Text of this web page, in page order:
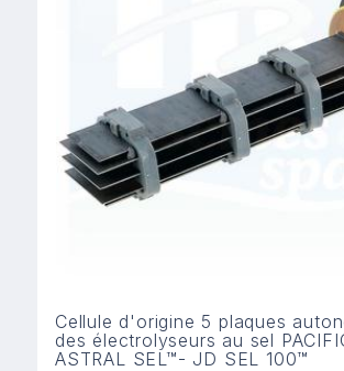
Cellule d'origine 5 plaques
des électrolyseurs au sel
ASTRAL SEL™- JD SEL 100™